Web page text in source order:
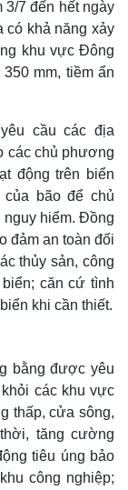
7 đến hết ngày
có khả năng xảy
khu vực Đông
mm, tiềm ẩn
cầu các địa
các chủ phương
động trên biển
bão để chủ
nguy hiểm. Đồng
đảm an toàn đối
thủy sản, công
căn cứ tình
khi cần thiết.
bằng được yêu
các khu vực
thấp, cửa sông,
tăng cường
tiêu úng bảo
công nghiệp;